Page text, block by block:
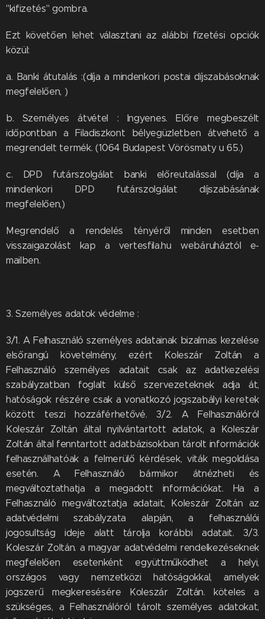
"kifizetés" gombra.
Ezt követően lehet választani az alábbi fizetési opciók
közül:
a. Banki átutalás :(díja a mindenkori postai díjszabásoknak
megfelelően, )
b. Személyes átvétel : Ingyenes. Előre megbeszélt
időpontban a Filadiszkont bélyegüzletben átvehető a
megrendelt termék. (1064 Budapest Vörösmaty u 65.)
c. DPD futárszolgálat banki előreutalással (díja a
mindenkori DPD futárszolgálat díjszabásának
megfelelően,)
Megrendelő a rendelés tényéről minden esetben
visszaigazolást kap a vertesfila.hu webáruháztól e-
mailben.
3. Személyes adatok védelme :
3/1. A Felhasználó személyes adatainak bizalmas kezelése
elsőrangú követelmény, ezért Koleszár Zoltán a
Felhasználó személyes adatait csak az adatkezelési
szabályzatban foglalt külső szervezeteknek adja át,
hatóságok részére csak a vonatkozó jogszabályi keretek
között teszi hozzáférhetővé. 3/2. A Felhasználóról
Koleszár Zoltán által nyilvántartott adatok, a Koleszár
Zoltán által fenntartott adatbázisokban tárolt információk
felhasználhatóak a felmerülő kérdések, viták megoldása
esetén. A Felhasználó bármikor átnézheti és
megváltoztathatja a megadott információkat. Ha a
Felhasználó megváltoztatja adatait, Koleszár Zoltán az
adatvédelmi szabályzata alapján, a felhasználói
jogosultság ideje alatt tárolja korábbi adatait. 3/3.
Koleszár Zoltán. a magyar adatvédelmi rendelkezéseknek
megfelelően esetenként együttműködhet a helyi,
országos vagy nemzetközi hatóságokkal, amelyek
jogszerű megkeresésére Koleszár Zoltán. köteles a
szükséges, a Felhasználóról tárolt személyes adatokat,